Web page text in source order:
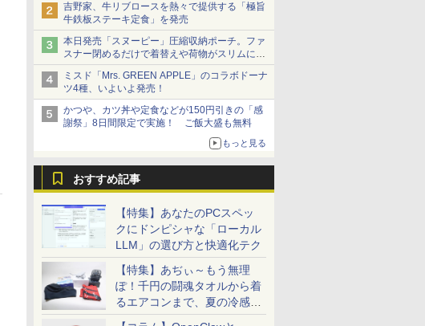
吉野家、牛リブロースを熱々で提供する「極旨
牛鉄板ステーキ定食」を発売
本日発売「スヌーピー」圧縮収納ポーチ。ファ
スナー閉めるだけで着替えや荷物がスリムにま
とまる
ミスド「Mrs. GREEN APPLE」のコラボドーナ
ツ4種、いよいよ発売！
かつや、カツ丼や定食などが150円引きの「感
謝祭」8日間限定で実施！ ご飯大盛も無料
もっと見る
おすすめ記事
【特集】あなたのPCスペッ
クにドンピシャな「ローカル
LLM」の選び方と快適化テク
【特集】あぢぃ～もう無理
ぽ！千円の闘魂タオルから着
るエアコンまで、夏の冷感グ
ッズ一挙紹介